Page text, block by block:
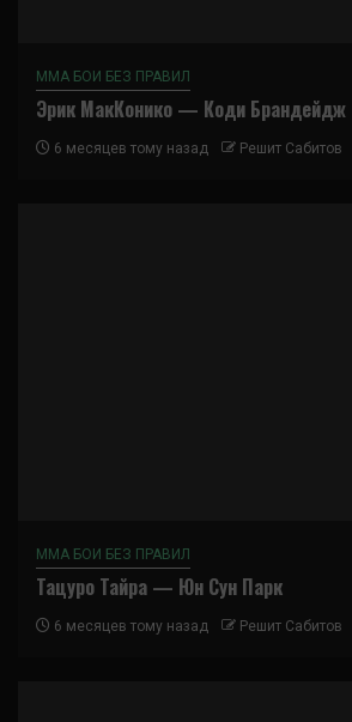
ММА БОИ БЕЗ ПРАВИЛ
Эрик МакКонико — Коди Брандейдж
6 месяцев тому назад Решит Сабитов
ММА БОИ БЕЗ ПРАВИЛ
Тацуро Тайра — Юн Сун Парк
6 месяцев тому назад Решит Сабитов